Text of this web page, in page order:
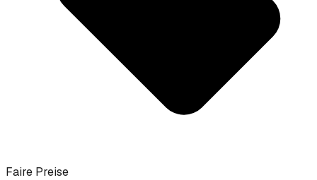
Faire Preise